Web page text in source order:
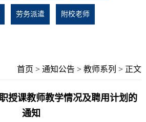
劳务派遣 附校老师
首页 >通知公告 >教师系列 > 正文
授课教师教学情况及聘用计划的
通知